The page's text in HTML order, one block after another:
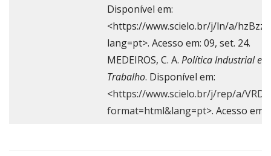
Disponível em:
<https://www.scielo.br/j/ln/a/
lang=pt>. Acesso em: 09, set. 24.
MEDEIROS, C. A. Política Industrial e
Trabalho. Disponível em:
<https://www.scielo.br/j/rep/a/
format=html&lang=pt>. Acesso em: